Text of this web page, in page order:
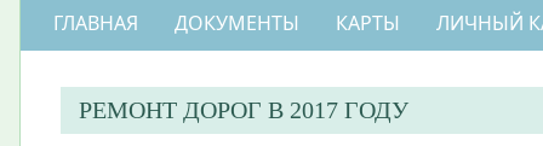
ГЛАВНАЯ ДОКУМЕНТЫ КАРТЫ ЛИЧНЫЙ
РЕМОНТ ДОРОГ В 2017 ГОДУ